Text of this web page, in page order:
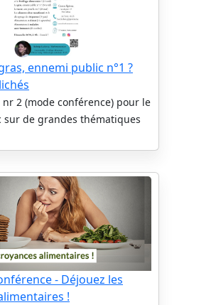
ennemi public n°1 ?
2 (mode conférence) pour le
de grandes thématiques
- Déjouez les
!